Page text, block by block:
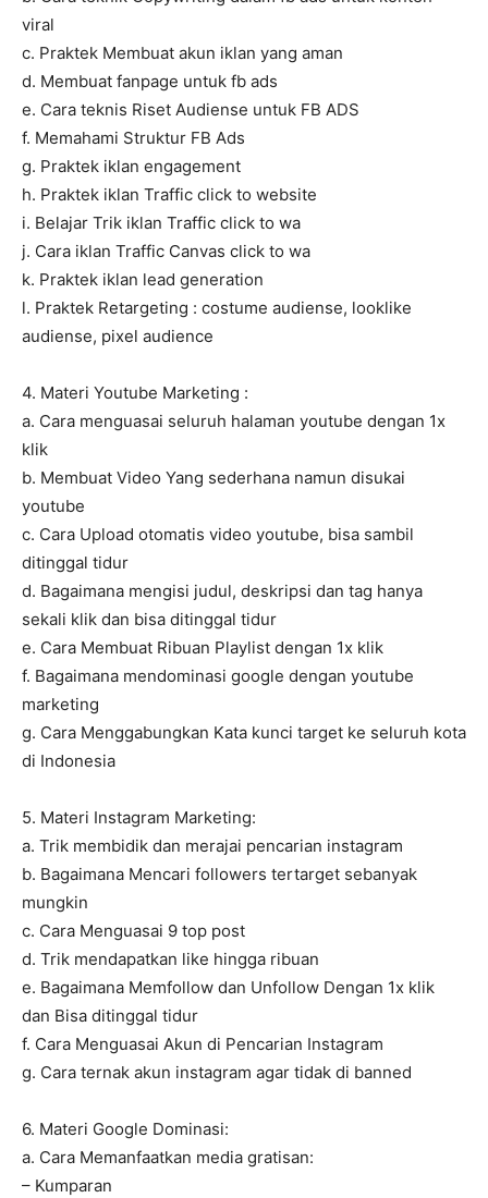
viral
c. Praktek Membuat akun iklan yang aman
d. Membuat fanpage untuk fb ads
e. Cara teknis Riset Audiense untuk FB ADS
f. Memahami Struktur FB Ads
g. Praktek iklan engagement
h. Praktek iklan Traffic click to website
i. Belajar Trik iklan Traffic click to wa
j. Cara iklan Traffic Canvas click to wa
k. Praktek iklan lead generation
l. Praktek Retargeting : costume audiense, looklike
audiense, pixel audience
4. Materi Youtube Marketing :
a. Cara menguasai seluruh halaman youtube dengan 1x
klik
b. Membuat Video Yang sederhana namun disukai
youtube
c. Cara Upload otomatis video youtube, bisa sambil
ditinggal tidur
d. Bagaimana mengisi judul, deskripsi dan tag hanya
sekali klik dan bisa ditinggal tidur
e. Cara Membuat Ribuan Playlist dengan 1x klik
f. Bagaimana mendominasi google dengan youtube
marketing
g. Cara Menggabungkan Kata kunci target ke seluruh kota
di Indonesia
5. Materi Instagram Marketing:
a. Trik membidik dan merajai pencarian instagram
b. Bagaimana Mencari followers tertarget sebanyak
mungkin
c. Cara Menguasai 9 top post
d. Trik mendapatkan like hingga ribuan
e. Bagaimana Memfollow dan Unfollow Dengan 1x klik
dan Bisa ditinggal tidur
f. Cara Menguasai Akun di Pencarian Instagram
g. Cara ternak akun instagram agar tidak di banned
6. Materi Google Dominasi:
a. Cara Memanfaatkan media gratisan:
– Kumparan